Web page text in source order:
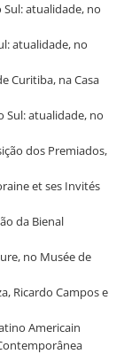
Sul: atualidade, no
atualidade, no
Curitiba, na Casa
Sul: atualidade, no
dos Premiados,
et ses Invités
da Bienal
no Musée de
Ricardo Campos e
Americain